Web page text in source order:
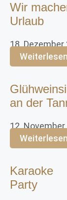
Wir
Urlaub
18. Dezember
an der
12.
Karaoke
Party